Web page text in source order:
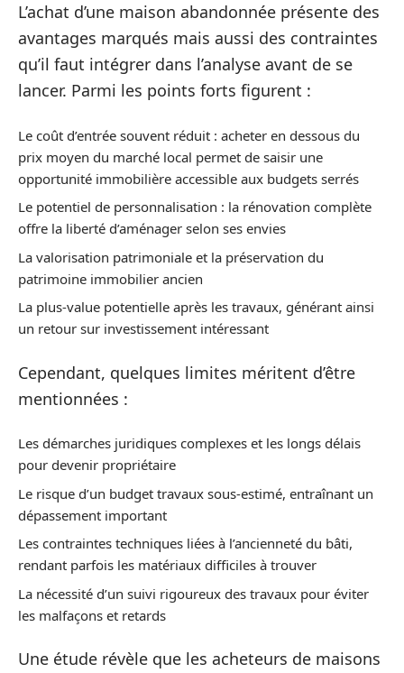
L’achat d’une maison abandonnée présente des
avantages marqués mais aussi des contraintes
qu’il faut intégrer dans l’analyse avant de se
lancer. Parmi les points forts figurent :
Le coût d’entrée souvent réduit : acheter en dessous du
prix moyen du marché local permet de saisir une
opportunité immobilière accessible aux budgets serrés
Le potentiel de personnalisation : la rénovation complète
offre la liberté d’aménager selon ses envies
La valorisation patrimoniale et la préservation du
patrimoine immobilier ancien
La plus-value potentielle après les travaux, générant ainsi
un retour sur investissement intéressant
Cependant, quelques limites méritent d’être
mentionnées :
Les démarches juridiques complexes et les longs délais
pour devenir propriétaire
Le risque d’un budget travaux sous-estimé, entraînant un
dépassement important
Les contraintes techniques liées à l’ancienneté du bâti,
rendant parfois les matériaux difficiles à trouver
La nécessité d’un suivi rigoureux des travaux pour éviter
les malfaçons et retards
Une étude révèle que les acheteurs de maisons